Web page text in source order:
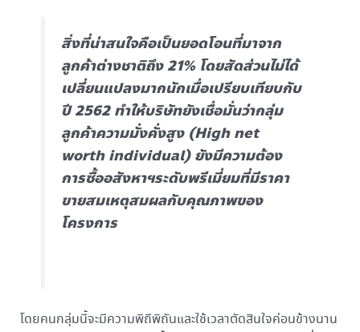
สิ่งที่น่าสนใจคือเป็นยอดโอนที่มาจาก
ลูกค้าต่างชาติถึง 21% โดยสัดส่วนไม่ได้
เปลี่ยนแปลงมากนักเมื่อเปรียบเทียบกับ
ปี 2562 ทำให้บริษัทยังเชื่อมั่นว่ากลุ่ม
ลูกค้าความมั่งคั่งสูง (High net
worth individual) ยังมีความต้อง
การซื้ออสังหาฯระดับพรีเมี่ยมที่มีราคา
ขายสมเหตุสมผลกับคุณภาพของ
โครงการ
โดยคนกลุ่มนี้จะมีความพิถีพิถันและใช้เวลาตัดสินใจค่อนข้างนาน